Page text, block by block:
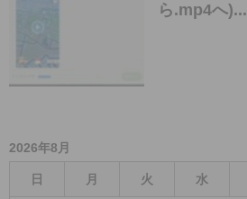
ら.mp4へ)...
2026年8月
日 月 火 水